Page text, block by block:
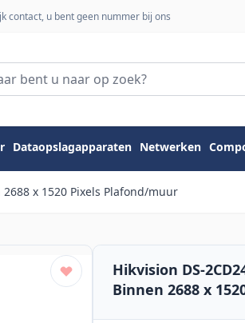
contact, u bent geen nummer bij ons
Dataopslagapparaten Netwerken
x 1520 Pixels Plafond/muur
Hikvision DS-
Binnen 2688 x